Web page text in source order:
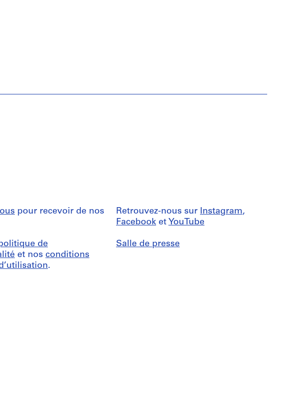
pour recevoir de nos
de
et nos conditions
.
Retrouvez-nous sur Instagram,
Facebook et YouTube
Salle de presse